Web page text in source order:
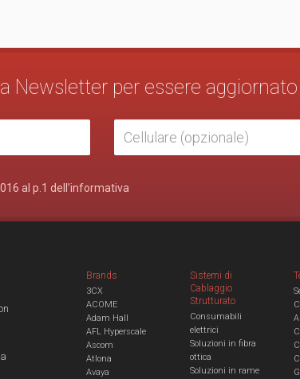
Newsletter per essere
al p.1 dell’informativa
Brands
3CX
ACOME
Adam Hall
AFL Hyperscale
Ascom
Atlona
Avaya
Sistemi di
Cablaggio
Strutturato
Consumabili
elettrici
Soluzioni in fibra
ottica
Soluzioni in rame